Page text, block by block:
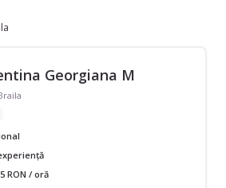
Georgiana M
RON / oră